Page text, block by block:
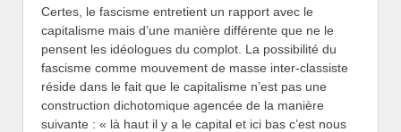
Certes, le fascisme entretient un rapport avec le
capitalisme mais d’une manière différente que ne le
pensent les idéologues du complot. La possibilité du
fascisme comme mouvement de masse inter-classiste
réside dans le fait que le capitalisme n’est pas une
construction dichotomique agencée de la manière
suivante : « là haut il y a le capital et ici bas c’est nous